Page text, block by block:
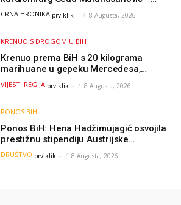
kolege uputile emotivnu oproštajnu
CRNA HRONIKA prviklik - 8 Augusta, 2026
KRENUO S DROGOM U BIH
Krenuo prema BiH s 20 kilograma
marihuane u gepeku Mercedesa,
policija ga uhapsila na granici
VIJESTI REGIJA prviklik - 8 Augusta, 2026
PONOS BIH
Ponos BiH: Hena Hadžimujagić osvojila
prestižnu stipendiju Austrijske
akademije nauka, njeno istraživanje
moglo bi pomoći djeci širom svijeta
DRUŠTVO prviklik - 8 Augusta, 2026